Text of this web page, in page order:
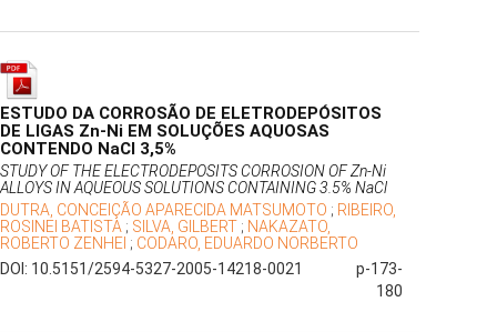
ESTUDO DA CORROSÃO DE ELETRODEPÓSITOS
DE LIGAS Zn-Ni EM SOLUÇÕES AQUOSAS
CONTENDO NaCl 3,5%
STUDY OF THE ELECTRODEPOSITS CORROSION OF Zn-Ni
ALLOYS IN AQUEOUS SOLUTIONS CONTAINING 3.5% NaCl
DUTRA, CONCEIÇÃO APARECIDA MATSUMOTO ; RIBEIRO,
ROSINEI BATISTA ; SILVA, GILBERT ; NAKAZATO,
ROBERTO ZENHEI ; CODARO, EDUARDO NORBERTO
DOI: 10.5151/2594-5327-2005-14218-0021
p-173-
180